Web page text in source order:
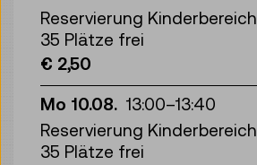
Reservierung Kinderbereich
35 Plätze frei
€ 2,50
Mo 10.08. 13:00–13:40
Reservierung Kinderbereich
35 Plätze frei